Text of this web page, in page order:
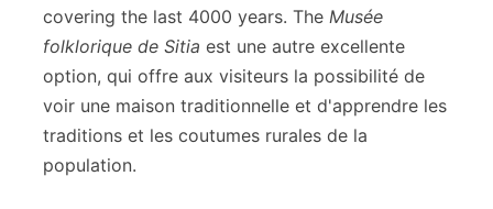
covering the last 4000 years. The Musée
folklorique de Sitia est une autre excellente
option, qui offre aux visiteurs la possibilité de
voir une maison traditionnelle et d'apprendre les
traditions et les coutumes rurales de la
population.